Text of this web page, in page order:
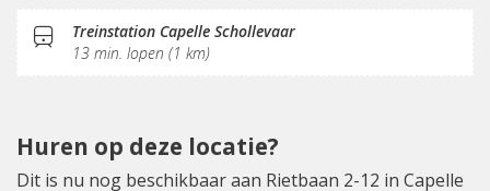
Gemeubileerd
Pantry
Locatie manager
Receptie
Treinstation Capelle Schollevaar
13 min. lopen (1 km)
Huren op deze locatie?
Dit is nu nog beschikbaar aan Rietbaan 2-12 in Capelle